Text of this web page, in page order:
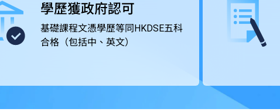
學歷獲政府認可
基礎課程文憑學歷等同HKDSE五科
合格（包括中、英文）